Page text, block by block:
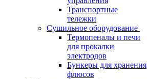
Транспортные
тележки
Сушильное оборудование
Термопеналы и печи
для прокалки
электродов
Бункеры для хранения
флюсов